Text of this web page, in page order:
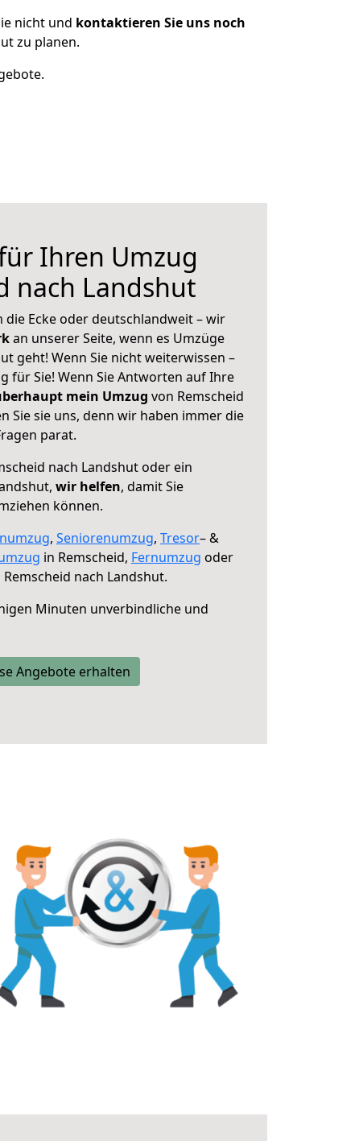
nicht und kontaktieren Sie uns noch
zu planen.
Ihren Umzug
nach Landshut
die Ecke oder deutschlandweit – wir
an unserer Seite, wenn es Umzüge
geht! Wenn Sie nicht weiterwissen –
für Sie! Wenn Sie Antworten auf Ihre
mein Umzug von Remscheid
Sie sie uns, denn wir haben immer die
parat.
nach Landshut oder ein
wir helfen, damit Sie
können.
, Seniorenumzug, Tresor– &
in Remscheid, Fernumzug oder
Remscheid nach Landshut.
Minuten unverbindliche und
Angebote erhalten